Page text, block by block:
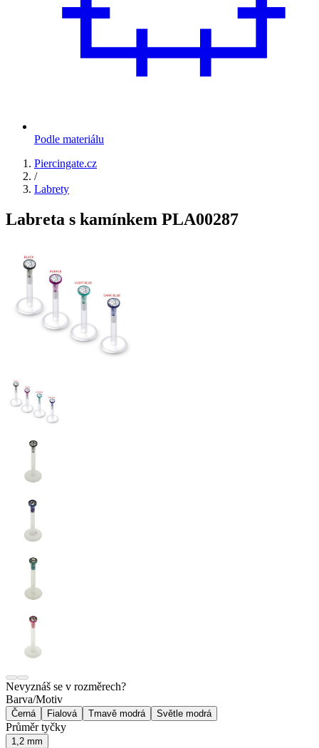
Podle materiálu
Piercingate.cz
/
Labrety
Labreta s kamínkem PLA00287
Nevyznáš se v rozměrech?
Barva/Motiv
Černá Fialová Tmavě modrá Světle modrá
Průměr tyčky
1,2 mm